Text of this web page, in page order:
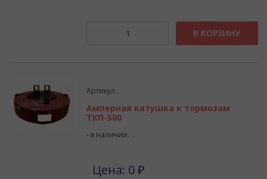
В КОРЗИНУ
Артикул :
Амперная катушка к тормозам
ТКП-500
- в наличии.
Цена: 0 ₽